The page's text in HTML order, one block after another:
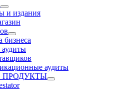
и издания
бизнеса
аудиты